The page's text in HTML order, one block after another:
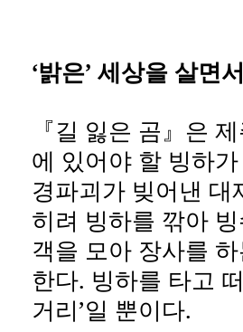
‘밝은’ 세상을 살면
『길 잃은 곰』은
에 있어야 할 빙하
경파괴가 빚어낸
히려 빙하를 깎아
객을 모아 장사를
한다. 빙하를 타고
거리’일 뿐이다.